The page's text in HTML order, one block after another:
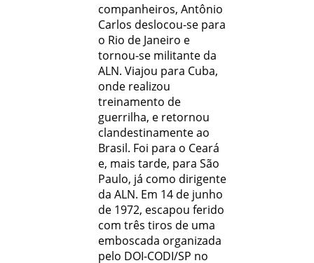
companheiros, Antônio
Carlos deslocou-se para
o Rio de Janeiro e
tornou-se militante da
ALN. Viajou para Cuba,
onde realizou
treinamento de
guerrilha, e retornou
clandestinamente ao
Brasil. Foi para o Ceará
e, mais tarde, para São
Paulo, já como dirigente
da ALN. Em 14 de junho
de 1972, escapou ferido
com três tiros de uma
emboscada organizada
pelo DOI-CODI/SP no